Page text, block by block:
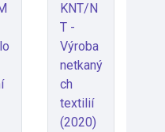
KNT/N
T -
Výroba
netkaný
ch
textilií
(2020)